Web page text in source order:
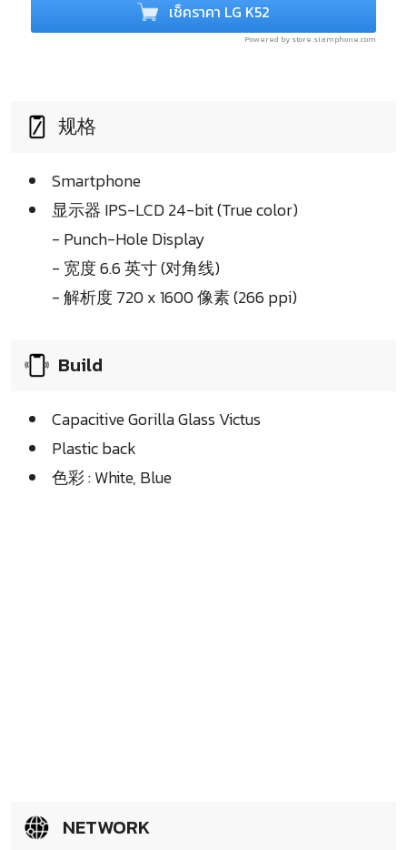
เช็คราคา LG K52
Powered by store.siamphone.com
规格
Smartphone
显示器 IPS-LCD 24-bit (True color)
- Punch-Hole Display
- 宽度 6.6 英寸 (对角线)
- 解析度 720 x 1600 像素 (266 ppi)
Build
Capacitive Gorilla Glass Victus
Plastic back
色彩 : White, Blue
NETWORK